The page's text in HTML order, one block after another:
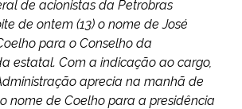
de acionistas da Petrobras
de ontem (13) o nome de José
para o Conselho da
estatal. Com a indicação ao cargo,
aprecia na manhã de
nome de Coelho para a presidência